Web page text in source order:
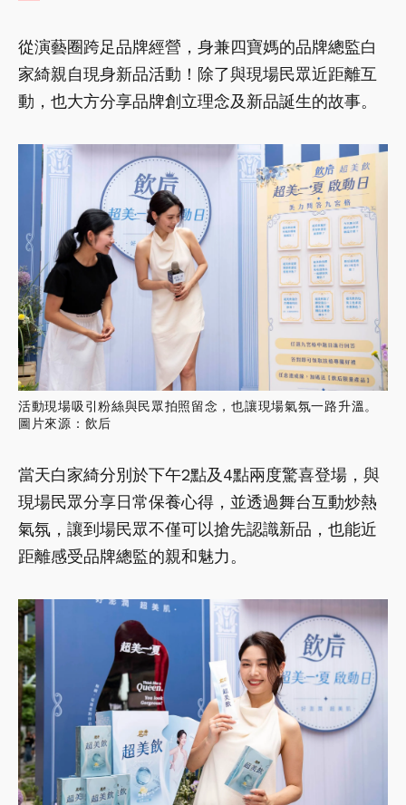
從演藝圈跨足品牌經營，身兼四寶媽的品牌總監白
家綺親自現身新品活動！除了與現場民眾近距離互
動，也大方分享品牌創立理念及新品誕生的故事。
活動現場吸引粉絲與民眾拍照留念，也讓現場氣氛一路升溫。
圖片來源：飲后
當天白家綺分別於下午2點及4點兩度驚喜登場，與
現場民眾分享日常保養心得，並透過舞台互動炒熱
氣氛，讓到場民眾不僅可以搶先認識新品，也能近
距離感受品牌總監的親和魅力。